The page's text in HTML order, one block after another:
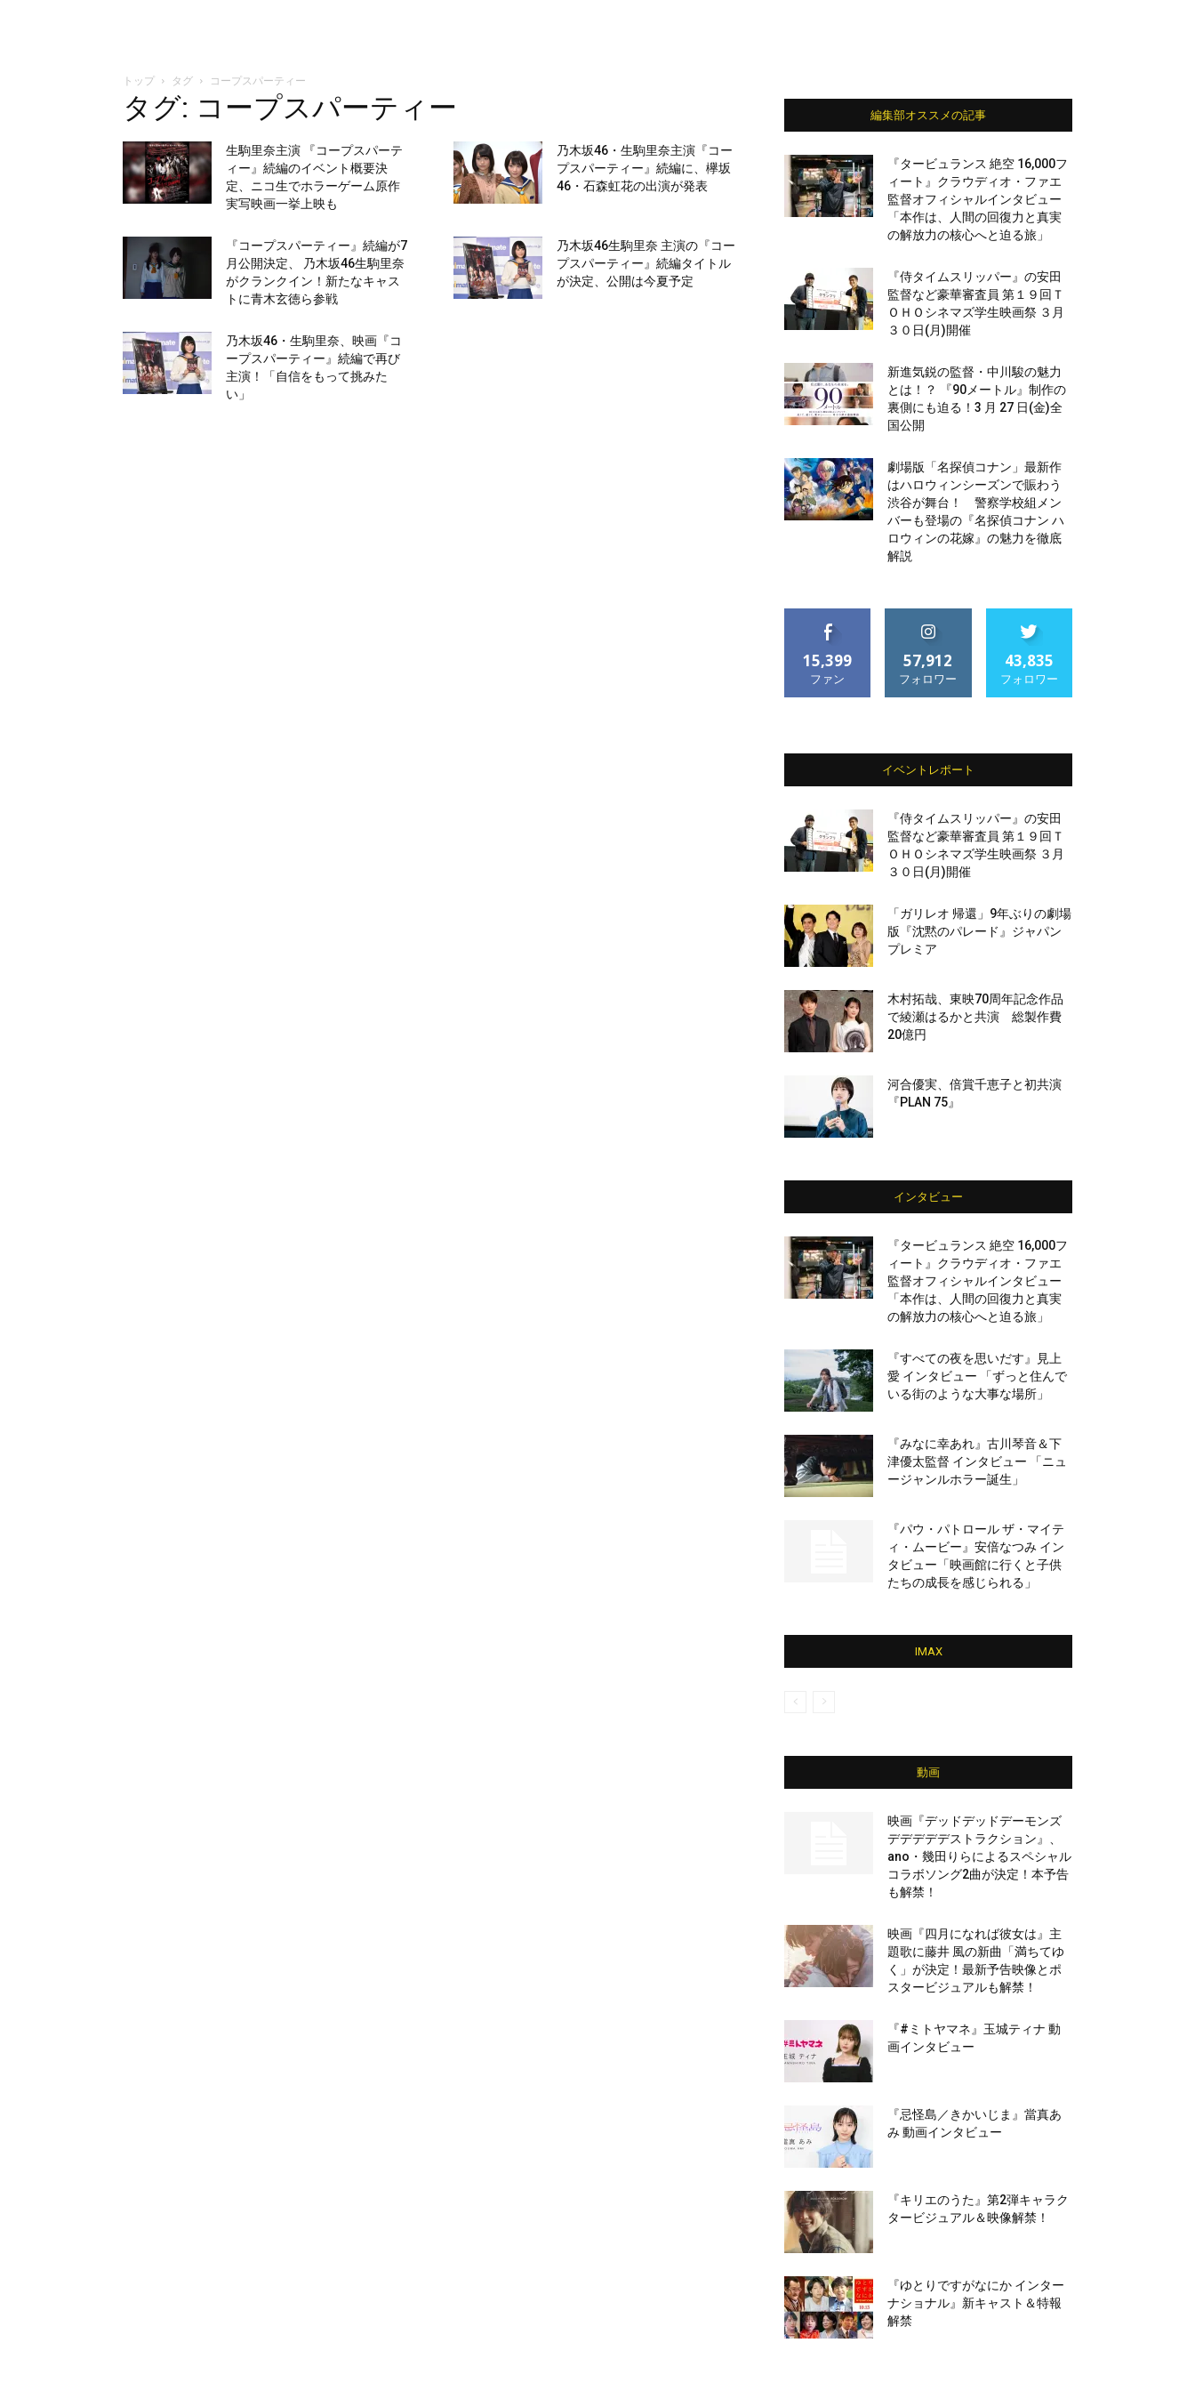
トップ タグ コープスパーティー
タグ: コープスパーティー
生駒里奈主演 『コープスパーテ
ィー』続編のイベント概要決
定、ニコ生でホラーゲーム原作
実写映画一挙上映も
乃木坂46・生駒里奈主演『コー
プスパーティー』続編に、欅坂
46・石森虹花の出演が発表
『コープスパーティー』続編が7
月公開決定、 乃木坂46生駒里奈
がクランクイン！新たなキャス
トに青木玄徳ら参戦
乃木坂46生駒里奈 主演の『コー
プスパーティー』続編タイトル
が決定、公開は今夏予定
乃木坂46・生駒里奈、映画『コ
ープスパーティー』続編で再び
主演！「自信をもって挑みた
い」
編集部オススメの記事
『タービュランス 絶空 16,000フ
ィート』クラウディオ・ファエ
監督オフィシャルインタビュー
「本作は、人間の回復力と真実
の解放力の核心へと迫る旅」
『侍タイムスリッパー』の安田
監督など豪華審査員 第１９回Ｔ
ＯＨＯシネマズ学生映画祭 ３月
３０日(月)開催
新進気鋭の監督・中川駿の魅力
とは！？ 『90メートル』制作の
裏側にも迫る！3 月 27 日(金)全
国公開
劇場版「名探偵コナン」最新作
はハロウィンシーズンで賑わう
渋谷が舞台！ 警察学校組メン
バーも登場の『名探偵コナン ハ
ロウィンの花嫁』の魅力を徹底
解説
15,399
ファン
57,912
フォロワー
43,835
フォロワー
イベントレポート
『侍タイムスリッパー』の安田
監督など豪華審査員 第１９回Ｔ
ＯＨＯシネマズ学生映画祭 ３月
３０日(月)開催
「ガリレオ 帰還」9年ぶりの劇場
版『沈黙のパレード』ジャパン
プレミア
木村拓哉、東映70周年記念作品
で綾瀬はるかと共演 総製作費
20億円
河合優実、倍賞千恵子と初共演
『PLAN 75』
インタビュー
『タービュランス 絶空 16,000フ
ィート』クラウディオ・ファエ
監督オフィシャルインタビュー
「本作は、人間の回復力と真実
の解放力の核心へと迫る旅」
『すべての夜を思いだす』見上
愛 インタビュー 「ずっと住んで
いる街のような大事な場所」
『みなに幸あれ』古川琴音＆下
津優太監督 インタビュー 「ニュ
ージャンルホラー誕生」
『パウ・パトロール ザ・マイテ
ィ・ムービー』安倍なつみ イン
タビュー「映画館に行くと子供
たちの成長を感じられる」
IMAX
動画
映画『デッドデッドデーモンズ
デデデデデストラクション』、
ano・幾田りらによるスペシャル
コラボソング2曲が決定！本予告
も解禁！
映画『四月になれば彼女は』主
題歌に藤井 風の新曲「満ちてゆ
く」が決定！最新予告映像とポ
スタービジュアルも解禁！
『#ミトヤマネ』玉城ティナ 動
画インタビュー
『忌怪島／きかいじま』當真あ
み 動画インタビュー
『キリエのうた』第2弾キャラク
タービジュアル＆映像解禁！
『ゆとりですがなにか インター
ナショナル』新キャスト＆特報
解禁